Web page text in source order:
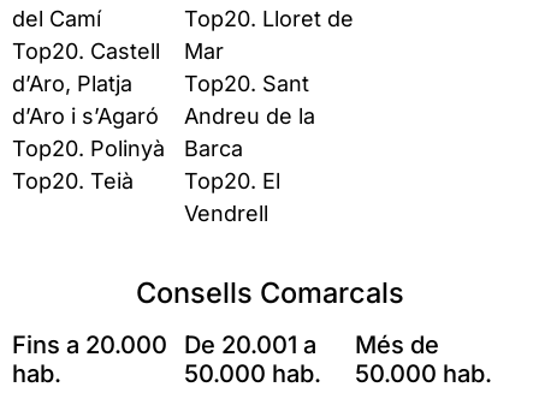
del Camí
Top20. Castell
d’Aro, Platja
d’Aro i s’Agaró
Top20. Polinyà
Top20. Teià
Top20. Lloret de
Mar
Top20. Sant
Andreu de la
Barca
Top20. El
Vendrell
Consells Comarcals
Fins a 20.000
hab.
De 20.001 a
50.000 hab.
Més de
50.000 hab.